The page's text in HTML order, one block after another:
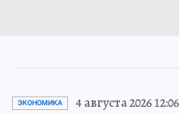
ЭКОНОМИКА 4 августа 2026 12:06